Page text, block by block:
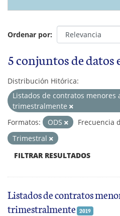
Ordenar por
5 conjuntos de datos
Distribución Hitórica:
Listados de contratos menores
trimestralmente
Formatos:
ODS
Frecuencia
Trimestral
FILTRAR RESULTADOS
Listados de contratos
trimestralmente 2019